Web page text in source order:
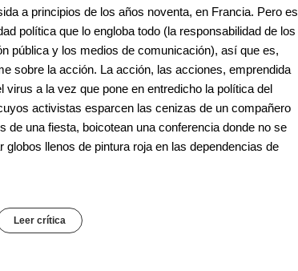
a principios de los años noventa, en Francia. Pero es
política que lo engloba todo (la responsabilidad de los
pública y los medios de comunicación), así que es,
sobre la acción. La acción, las acciones, emprendida
a la vez que pone en entredicho la política del
activistas esparcen las cenizas de un compañero
de una fiesta, boicotean una conferencia donde no se
llenos de pintura roja en las dependencias de
Leer crítica